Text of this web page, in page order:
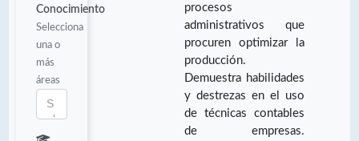
Conocimiento
Selecciona
una o
más
áreas
procesos
administrativos que
procuren optimizar la
producción.
Demuestra habilidades
y destrezas en el uso
de técnicas contables
de empresas.